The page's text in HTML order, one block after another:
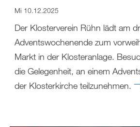
Mi 10.12.2025
Der Klosterverein Rühn lädt am
Adventswochenende zum
Markt in der Klosteranlage.
die Gelegenheit, an einem
der Klosterkirche teilzunehmen.